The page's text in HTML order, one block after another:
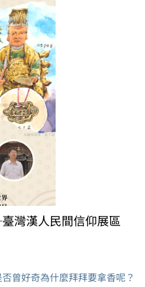
灣漢人民間信仰展區
曾好奇為什麼拜拜要拿香呢？